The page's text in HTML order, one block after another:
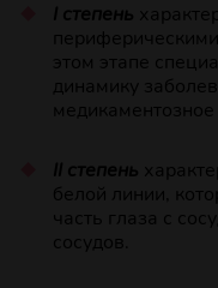
I степень
этом этапе
динамику
медикаментозное
II степень
белой линии,
часть глаза с
сосудов.